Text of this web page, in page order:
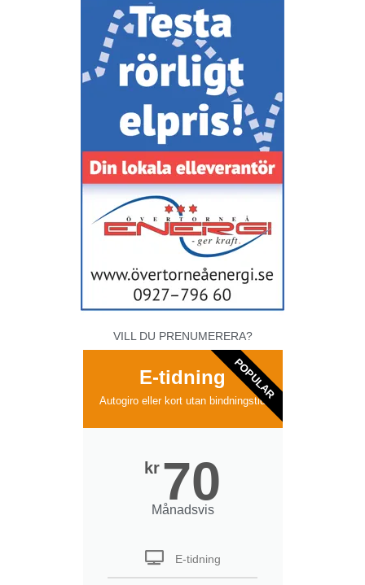
VILL DU PRENUMERERA?
E-tidning
Autogiro eller kort utan bindningstid
kr 70
Månadsvis
E-tidning
POPULAR